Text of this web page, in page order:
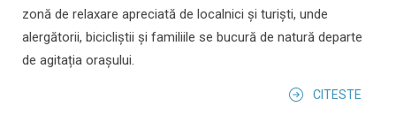
zonă de relaxare apreciată de localnici și turiști, unde
alergătorii, bicicliștii și familiile se bucură de natură departe
de agitația orașului.
CITESTE